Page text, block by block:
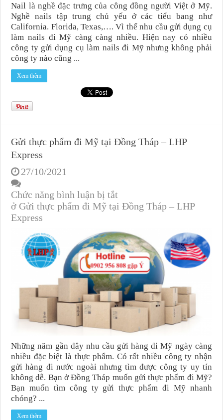
Nail là nghề đặc trưng của công đồng người Việt ở Mỹ.
Nghề nails tập trung chủ yếu ở các tiểu bang như
California. Florida, Texas,…. Vì thế nhu cầu gửi dụng cụ
làm nails đi Mỹ càng càng nhiều. Hiện nay có nhiều
công ty gửi dụng cụ làm nails đi Mỹ nhưng không phải
công ty nào cũng ...
Xem thêm
Gửi thực phẩm đi Mỹ tại Đồng Tháp – LHP
Express
27/10/2021
Chức năng bình luận bị tắt
ở Gửi thực phẩm đi Mỹ tại Đồng Tháp – LHP
Express
Những năm gần đây nhu cầu gửi hàng đi Mỹ ngày càng
nhiều đặc biệt là thực phẩm. Có rất nhiều công ty nhận
gửi hàng đi nước ngoài nhưng tìm được công ty uy tín
không dễ. Bạn ở Đồng Tháp muốn gửi thực phẩm đi Mỹ?
Bạn muốn tìm công ty gửi thực phẩm đi Mỹ nhanh
chóng? ...
Xem thêm